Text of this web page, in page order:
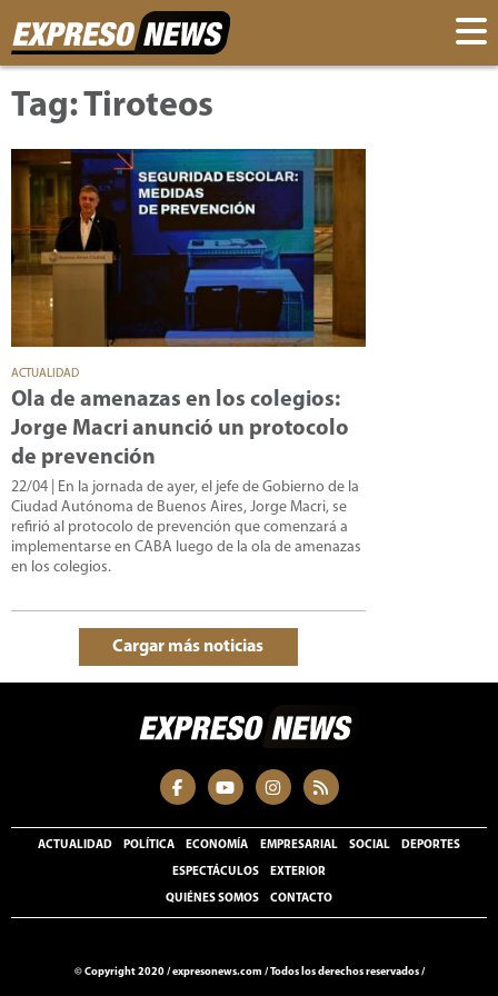
Tag: Tiroteos
ACTUALIDAD
Ola de amenazas en los colegios:
Jorge Macri anunció un protocolo
de prevención
22/04 | En la jornada de ayer, el jefe de Gobierno de la
Ciudad Autónoma de Buenos Aires, Jorge Macri, se
refirió al protocolo de prevención que comenzará a
implementarse en CABA luego de la ola de amenazas
en los colegios.
Cargar más noticias
ACTUALIDAD POLÍTICA ECONOMÍA EMPRESARIAL SOCIAL DEPORTES
ESPECTÁCULOS EXTERIOR
QUIÉNES SOMOS CONTACTO
© Copyright 2020 /expresonews.com /Todos los derechos reservados /